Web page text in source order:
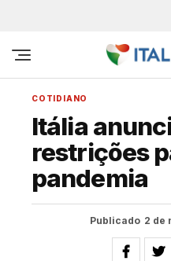
COTIDIANO
Itália
restrições
pandemia
Publicado 2 de